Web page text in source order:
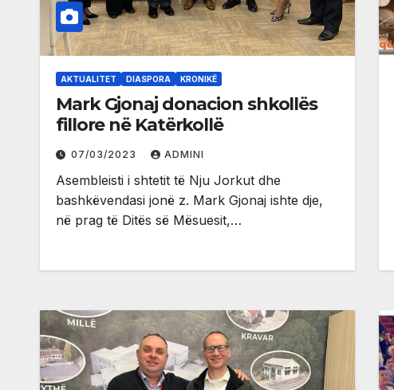
AKTUALITET DIASPORA KRONIKË
Mark Gjonaj donacion shkollës
fillore në Katërkollë
07/03/2023 ADMINI
Asembleisti i shtetit të Nju Jorkut dhe
bashkëvendasi jonë z. Mark Gjonaj ishte dje,
në prag të Ditës së Mësuesit,…